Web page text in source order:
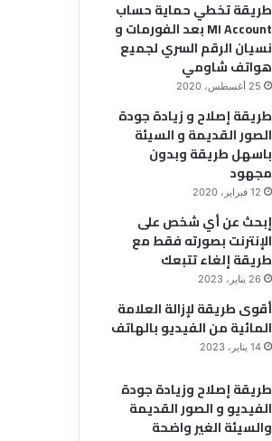
طريقة تخطي حماية حساب
MI Account بعد الفورمات و
نسيان الرقم السري لجميع
هواتف شاومي
25 أغسطس، 2020
طريقة إصلاح و زيادة جودة
الصور القديمة و السيئة
باسهل طريقة وبدون
مجهود
12 فبراير، 2020
إبحث عن أي شخص على
الإنترنت بصورته فقط مع
طريقة إلغاء تتبعك
26 يناير، 2023
أقوى طريقة لإزالة العلامة
المائية من الفيديو بالهاتف
14 يناير، 2023
طريقة إصلاح وزيادة جودة
الفيديو و الصور القديمة
والسيئة الغير واضحة